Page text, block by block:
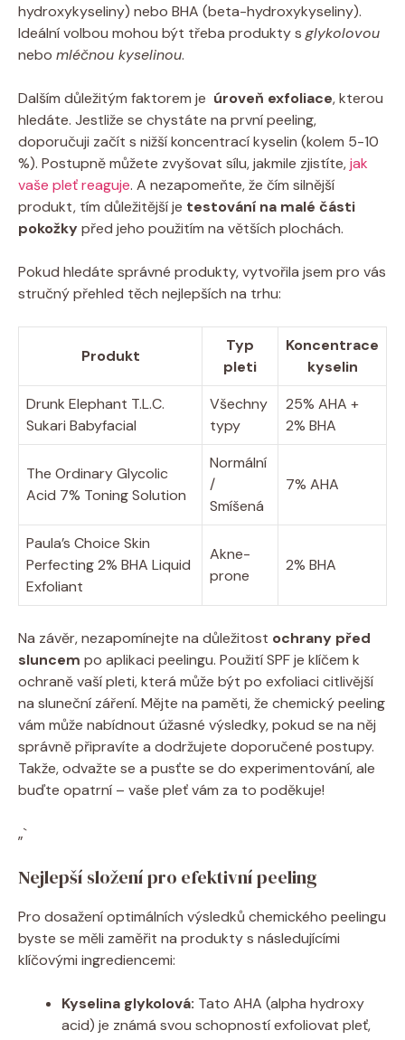
hydroxykyseliny)⁣ nebo BHA (beta-hydroxykyseliny).
Ideální volbou mohou být třeba produkty s glykolovou
‍nebo mléčnou kyselinou.
Dalším důležitým⁢ faktorem ⁢je ⁣ úroveň exfoliace,​ kterou
hledáte. Jestliže se ⁤chystáte na⁢ první peeling,
doporučuji začít s ‌nižší koncentrací kyselin (kolem 5-10
%). Postupně můžete ⁢zvyšovat⁣ sílu, jakmile zjistíte,jak
vaše ‍pleť reaguje. A⁣ nezapomeňte, že čím‌ silnější
produkt, tím‌ důležitější ‌je​ testování‍ na ​malé ⁢části
pokožkypřed jeho použitím ​na větších plochách.
Pokud hledáte správné produkty, vytvořila jsem pro vás
‍stručný přehled těch‍ nejlepších na trhu:
Produkt
Typ⁤
pleti
Koncentrace
kyselin
Drunk Elephant T.L.C.
Sukari⁢ Babyfacial
Všechny⁣
typy
25% AHA‌ +
2% BHA
The Ordinary Glycolic⁤
Acid 7% Toning Solution
Normální
/
Smíšená
7% AHA
Paula’s Choice Skin
Perfecting 2% ‌BHA ⁤Liquid
⁢Exfoliant
Akne-
prone
2% BHA
Na závěr,⁢ nezapomínejte na důležitost ochrany před
sluncem po aplikaci peelingu. Použití ​SPF je klíčem k
ochraně vaší pleti,‍ která může být po exfoliaci ⁤citlivější
na‍ sluneční záření. ⁤Mějte na paměti, že chemický peeling‌
vám může nabídnout úžasné výsledky, pokud se‌ na něj⁤
správně připravíte a dodržujete doporučené postupy.
Takže, odvažte se a⁣ pusťte se ‌do⁢ experimentování, ale
buďte opatrní – vaše pleť vám za to poděkuje!
„`
Nejlepší složení pro efektivní peeling
Pro ‌dosažení‍ optimálních výsledků‍ chemického​ peelingu
byste se ⁣měli zaměřit na produkty s ⁢následujícími
klíčovými ingrediencemi:
Kyselina glykolová: ⁣Tato ⁣AHA (alpha⁤ hydroxy
acid) je známá svou schopností‍ exfoliovat pleť,